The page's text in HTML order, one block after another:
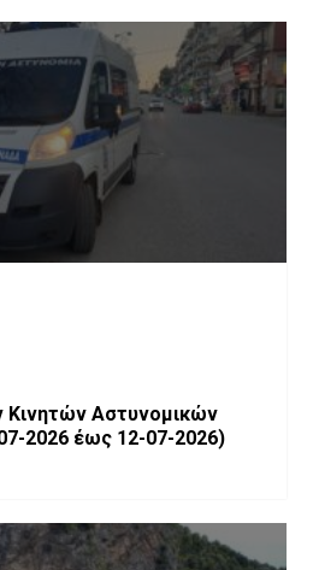
Κινητών Αστυνομικών
06-07-2026 έως 12-07-2026)